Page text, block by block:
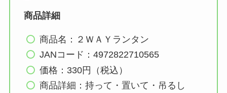
商品詳細
商品名：２ＷＡＹランタン
JANコード：4972822710565
価格：330円（税込）
商品詳細：持って・置いて・吊るし